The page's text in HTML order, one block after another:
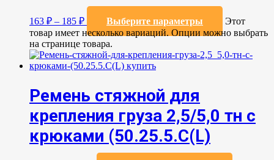
163 ₽ – 185 ₽ Выберите параметры
Этот
товар имеет несколько вариаций. Опции можно выбрать
на странице товара.
Ремень стяжной для
крепления груза 2,5/5,0 тн с
крюками (50.25.5.C(L)